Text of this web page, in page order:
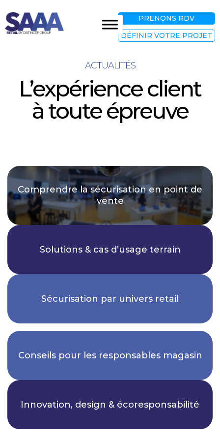
PRENONS RDV
DÉFINIR VOTRE PROJET
ACTUALITÉS
L’expérience client
à toute épreuve
Comprendre la sécurisation en point de
vente
Solutions & cas d’usage terrain
Sécurisation par univers retail
Conseils pour les responsables magasin
Innovation, design & écoresponsabilité